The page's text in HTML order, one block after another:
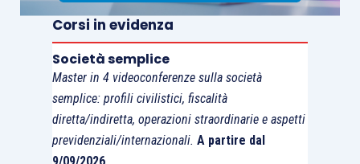
una propria
dichiarazione
circa la
sussistenza o meno di
nella relazione sulla gestione, rilasciata
solamente sulla scorta delleconoscenze
e dellacomprensionedell’impresa e del
relativocontestoin cui opera,acquisite
nel corso dell’attività di revisione legale.
Corsi in evidenza
Società semplice
Master in 4 videoconferenze sulla società
semplice: profili civilistici, fiscalità
diretta/indiretta, operazioni straordinarie e aspetti
previdenziali/internazionali. A partire dal